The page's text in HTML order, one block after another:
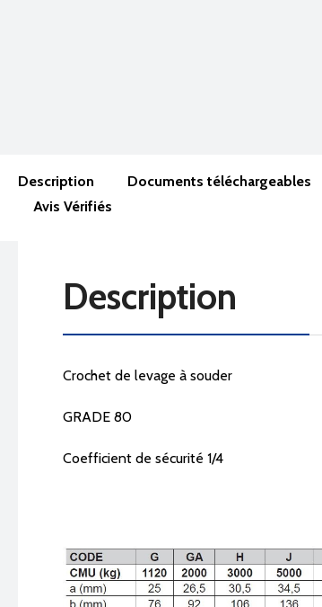
Description Documents téléchargeables
Avis Vérifiés
Description
Crochet de levage à souder
GRADE 80
Coefficient de sécurité 1/4